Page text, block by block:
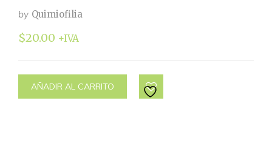
by Quimiofilia
$20.00 +IVA
AÑADIR AL CARRITO